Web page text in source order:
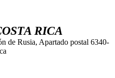
RICA
de Rusia, Apartado postal 6340-